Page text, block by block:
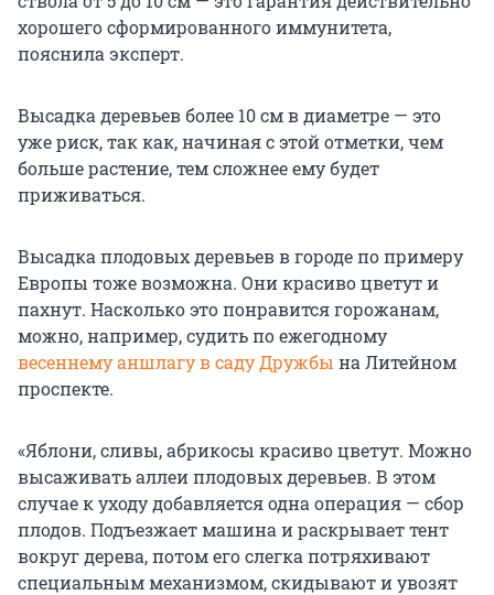
хорошего сформированного иммунитета,
пояснила эксперт.
Высадка деревьев более 10 см в диаметре — это
уже риск, так как, начиная с этой отметки, чем
больше растение, тем сложнее ему будет
приживаться.
Высадка плодовых деревьев в городе по примеру
Европы тоже возможна. Они красиво цветут и
пахнут. Насколько это понравится горожанам,
можно, например, судить по ежегодному
весеннему аншлагу в саду Дружбы на Литейном
проспекте.
«Яблони, сливы, абрикосы красиво цветут. Можно
высаживать аллеи плодовых деревьев. В этом
случае к уходу добавляется одна операция — сбор
плодов. Подъезжает машина и раскрывает тент
вокруг дерева, потом его слегка потряхивают
специальным механизмом, скидывают и увозят